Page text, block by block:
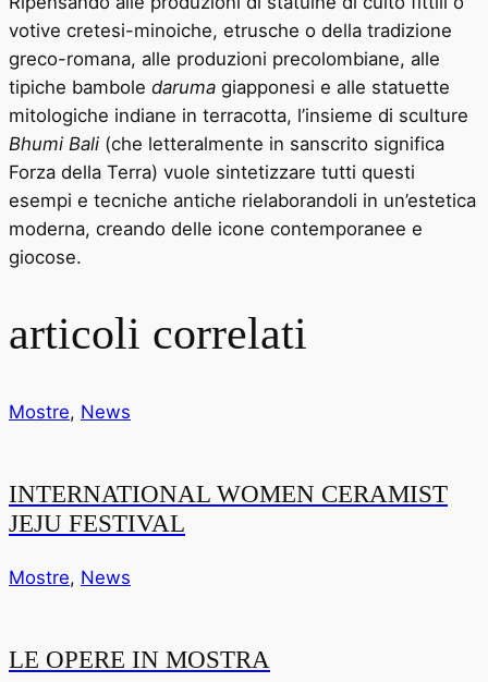
votive cretesi-minoiche, etrusche o della tradizione
greco-romana, alle produzioni precolombiane, alle
tipiche bambole daruma giapponesi e alle statuette
mitologiche indiane in terracotta, l’insieme di sculture
Bhumi Bali (che letteralmente in sanscrito significa
Forza della Terra) vuole sintetizzare tutti questi
esempi e tecniche antiche rielaborandoli in un’estetica
moderna, creando delle icone contemporanee e
giocose.
articoli correlati
Mostre, News
INTERNATIONAL WOMEN CERAMIST
JEJU FESTIVAL
Mostre, News
LE OPERE IN MOSTRA